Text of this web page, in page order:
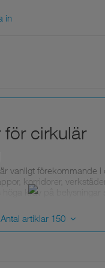
in
för cirkulär
vanligt förekommande i
korridorer,
höga krav på belysningar
utbud av LED-
Antal artiklar 150